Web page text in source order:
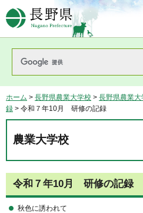
長野県Nagano
ホーム > 長野県農業大学校 > 長野県農業
録 > 令和７年10月 研修の記録
農業大学校
令和７年10月 研修の記録
秋色に誘われて